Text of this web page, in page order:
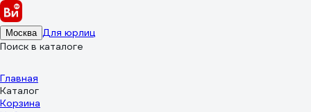
Москва Для юрлиц
Поиск в каталоге
Главная
Каталог
Корзина